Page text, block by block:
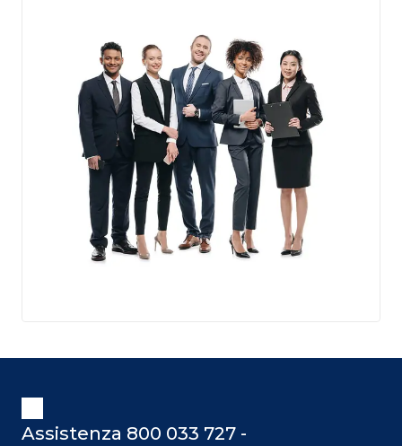
Assistenza 800 033 727 -